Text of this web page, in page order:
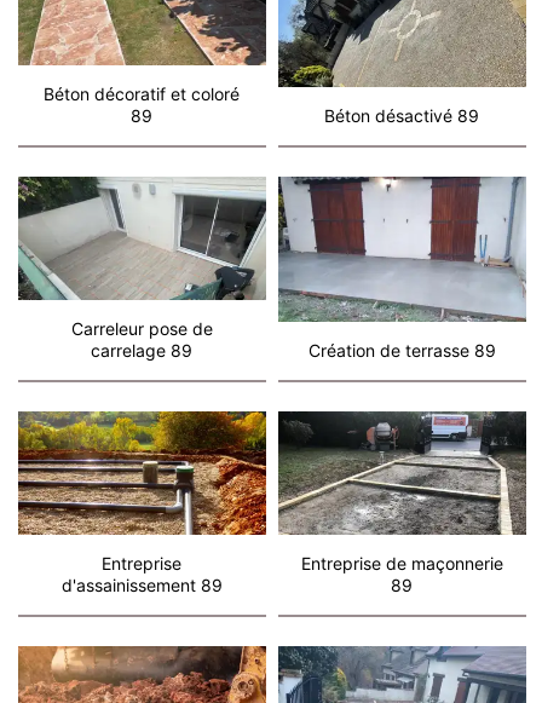
Béton décoratif et coloré
89
Béton désactivé 89
Carreleur pose de
carrelage 89
Création de terrasse 89
Entreprise
d'assainissement 89
Entreprise de maçonnerie
89